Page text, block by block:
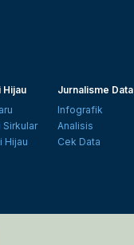
Hijau
Sirkular
Hijau
Jurnalisme Data
Infografik
Analisis
Cek Data